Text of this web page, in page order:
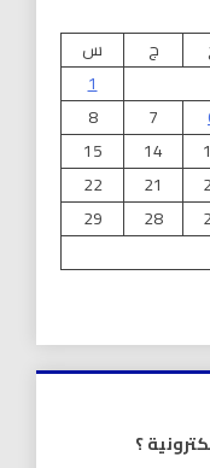
ج
س
1
7
8
14
15
21
22
28
29
؟